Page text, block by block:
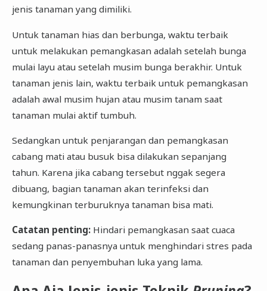
jenis tanaman yang dimiliki.
Untuk tanaman hias dan berbunga, waktu terbaik
untuk melakukan pemangkasan adalah setelah bunga
mulai layu atau setelah musim bunga berakhir. Untuk
tanaman jenis lain, waktu terbaik untuk pemangkasan
adalah awal musim hujan atau musim tanam saat
tanaman mulai aktif tumbuh.
Sedangkan untuk penjarangan dan pemangkasan
cabang mati atau busuk bisa dilakukan sepanjang
tahun. Karena jika cabang tersebut nggak segera
dibuang, bagian tanaman akan terinfeksi dan
kemungkinan terburuknya tanaman bisa mati.
Catatan penting:Hindari pemangkasan saat cuaca
sedang panas-panasnya untuk menghindari stres pada
tanaman dan penyembuhan luka yang lama.